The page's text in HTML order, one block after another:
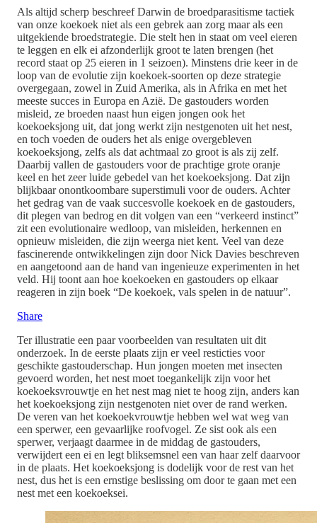
Als altijd scherp beschreef Darwin de broedparasitisme tactiek
van onze koekoek niet als een gebrek aan zorg maar als een
uitgekiende broedstrategie. Die stelt hen in staat om veel eieren
te leggen en elk ei afzonderlijk groot te laten brengen (het
record staat op 25 eieren in 1 seizoen). Minstens drie keer in de
loop van de evolutie zijn koekoek-soorten op deze strategie
overgegaan, zowel in Zuid Amerika, als in Afrika en met het
meeste succes in Europa en Azië. De gastouders worden
misleid, ze broeden naast hun eigen jongen ook het
koekoeksjong uit, dat jong werkt zijn nestgenoten uit het nest,
en toch voeden de ouders het als enige overgebleven
koekoeksjong, zelfs als dat achtmaal zo groot is als zij zelf.
Daarbij vallen de gastouders voor de prachtige grote oranje
keel en het zeer luide gebedel van het koekoeksjong. Dat zijn
blijkbaar onontkoombare superstimuli voor de ouders. Achter
het gedrag van de vaak succesvolle koekoek en de gastouders,
dit plegen van bedrog en dit volgen van een “verkeerd instinct”
zit een evolutionaire wedloop, van misleiden, herkennen en
opnieuw misleiden, die zijn weerga niet kent. Veel van deze
fascinerende ontwikkelingen zijn door Nick Davies beschreven
en aangetoond aan de hand van ingenieuze experimenten in het
veld. Hij toont aan hoe koekoeken en gastouders op elkaar
reageren in zijn boek “De koekoek, vals spelen in de natuur”.
Share
Ter illustratie een paar voorbeelden van resultaten uit dit
onderzoek. In de eerste plaats zijn er veel resticties voor
geschikte gastouderschap. Hun jongen moeten met insecten
gevoerd worden, het nest moet toegankelijk zijn voor het
koekoeksvrouwtje en het nest mag niet te hoog zijn, anders kan
het koekoeksjong zijn nestgenoten niet over de rand werken.
De veren van het koekoekvrouwtje hebben wel wat weg van
een sperwer, een gevaarlijke roofvogel. Ze sist ook als een
sperwer, verjaagt daarmee in de middag de gastouders,
verwijdert een ei en legt bliksemsnel een van haar zelf daarvoor
in de plaats. Het koekoeksjong is dodelijk voor de rest van het
nest, dus het is een ernstige beslissing om door te gaan met een
nest met een koekoeksei.